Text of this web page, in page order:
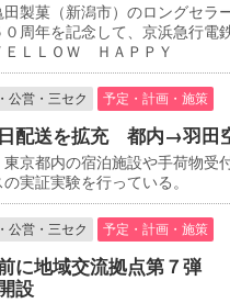
製菓（新潟市）のロングセラ
周年を記念して、京浜急行電
ＥＬＬＯＷ ＨＡＰＰＹ
公営・三セク 予定・計画・施策
配送を拡充 都内→羽田
京都内の宿泊施設や手荷物受
実証実験を行っている。
公営・三セク 予定・計画・施策
に地域交流拠点第７弾
設